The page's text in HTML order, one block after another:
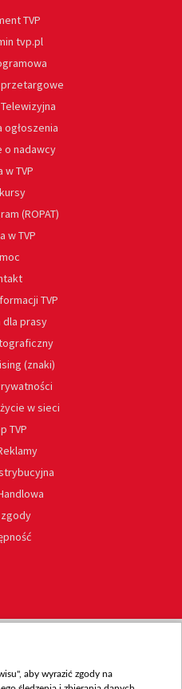
TVP
tvp.pl
przetargowe
ogłoszenia
o nadawcy
w TVP
(ROPAT)
w TVP
TVP
dla prasy
(znaki)
w sieci
TVP
aby wyrazić zgody na